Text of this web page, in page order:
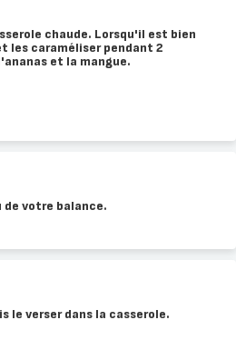
chaude. Lorsqu'il est bien
les caraméliser pendant 2
et la mangue.
de votre balance.
le verser dans la casserole.